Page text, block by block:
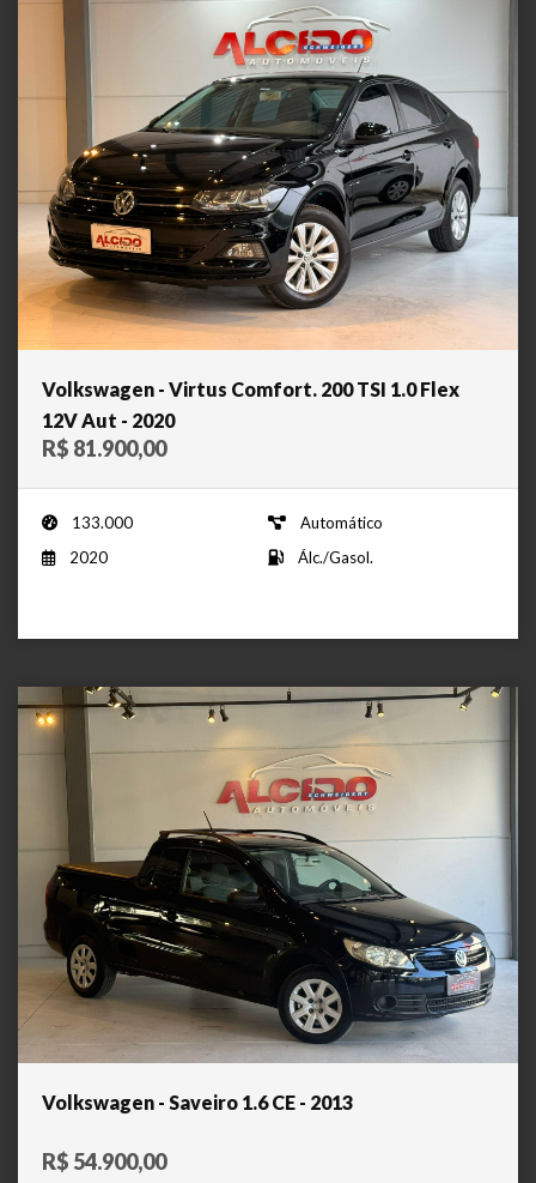
Volkswagen - Virtus Comfort. 200 TSI 1.0 Flex
12V Aut - 2020
R$ 81.900,00
133.000
Automático
2020
Álc./Gasol.
Volkswagen - Saveiro 1.6 CE - 2013
R$ 54.900,00